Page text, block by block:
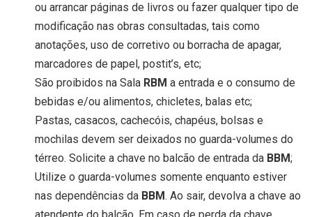
ou arrancar páginas de livros ou fazer qualquer tipo de
modificação nas obras consultadas, tais como
anotações, uso de corretivo ou borracha de apagar,
marcadores de papel, postit’s, etc;
São proibidos na Sala RBM a entrada e o consumo de
bebidas e/ou alimentos, chicletes, balas etc;
Pastas, casacos, cachecóis, chapéus, bolsas e
mochilas devem ser deixados no guarda-volumes do
térreo. Solicite a chave no balcão de entrada da BBM;
Utilize o guarda-volumes somente enquanto estiver
nas dependências da BBM. Ao sair, devolva a chave ao